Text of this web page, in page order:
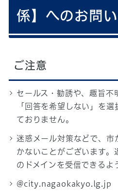
係】へのお問
ご注意
セールス・勧誘や、趣旨不
「回答を希望しない」を
ておりません。
迷惑メール対策などで、市
かないことがございます。
のドメインを受信できるよ
@city.nagaokakyo.lg.jp